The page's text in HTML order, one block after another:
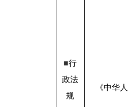
■行
政法
规
《中华